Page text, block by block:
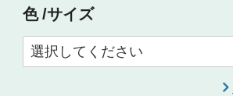
色 サイズ